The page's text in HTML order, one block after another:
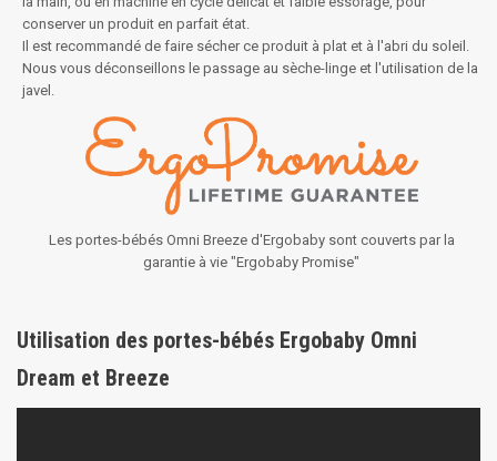
conserver un produit en parfait état.
Il est recommandé de faire sécher ce produit à plat et à l'abri du soleil.
Nous vous déconseillons le passage au sèche-linge et l'utilisation de la
javel.
Les portes-bébés Omni Breeze d'Ergobaby sont couverts par la
garantie à vie "Ergobaby Promise"
Utilisation des portes-bébés Ergobaby Omni
Dream et Breeze